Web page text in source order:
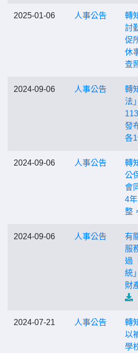
2025-01-06 人事公告
轉
討
促
休
查
2024-09-06 人事公告
轉
法
發
各
2024-09-06 人事公告
轉
公
會
4
整
2024-09-06 人事公告
有
服
過
統
財
2024-07-21 人事公告
轉
以
學